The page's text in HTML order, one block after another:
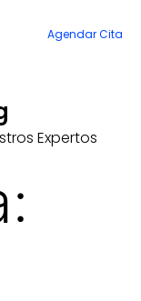
Agendar Cita
Expertos